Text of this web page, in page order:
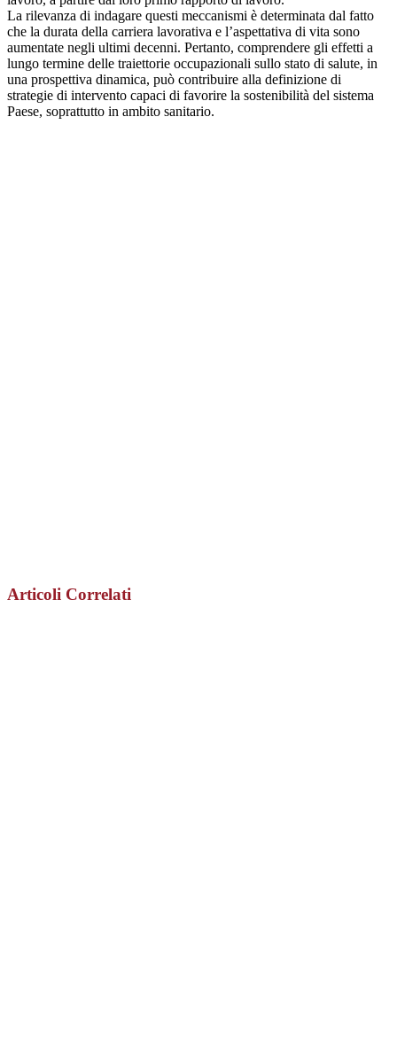
La rilevanza di indagare questi meccanismi è determinata dal fatto
che la durata della carriera lavorativa e l’aspettativa di vita sono
aumentate negli ultimi decenni. Pertanto, comprendere gli effetti a
lungo termine delle traiettorie occupazionali sullo stato di salute, in
una prospettiva dinamica, può contribuire alla definizione di
strategie di intervento capaci di favorire la sostenibilità del sistema
Paese, soprattutto in ambito sanitario.
Articoli Correlati